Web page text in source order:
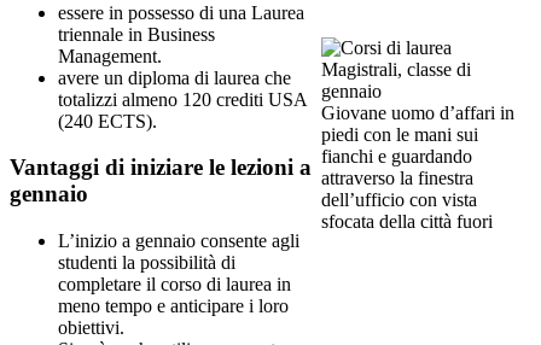
essere in possesso di una Laurea
triennale in Business
Management.
avere un diploma di laurea che
totalizzi almeno 120 crediti USA
(240 ECTS).
Vantaggi di iniziare le lezioni a
gennaio
L’inizio a gennaio consente agli
studenti la possibilità di
completare il corso di laurea in
meno tempo e anticipare i loro
obiettivi.
Giovane uomo d’affari in
piedi con le mani sui
fianchi e guardando
attraverso la finestra
dell’ufficio con vista
sfocata della città fuori